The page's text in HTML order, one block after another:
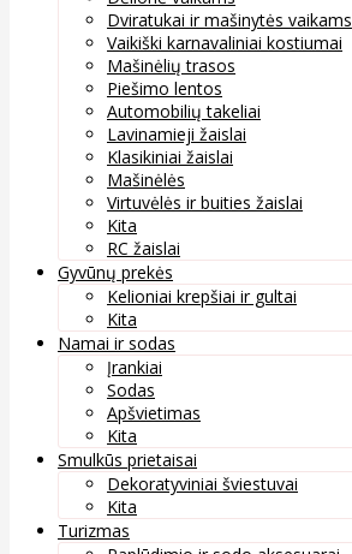
Dviratukai ir mašinytės vaikams
Vaikiški karnavaliniai kostiumai
Mašinėlių trasos
Piešimo lentos
Automobilių takeliai
Lavinamieji žaislai
Klasikiniai žaislai
Mašinėlės
Virtuvėlės ir buities žaislai
Kita
RC žaislai
Gyvūnų prekės
Kelioniai krepšiai ir gultai
Kita
Namai ir sodas
Įrankiai
Sodas
Apšvietimas
Kita
Smulkūs prietaisai
Dekoratyviniai šviestuvai
Kita
Turizmas